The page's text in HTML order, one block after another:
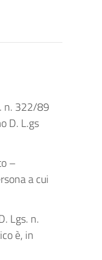
n. 322/89
D. L.gs
–
a cui
Lgs. n.
è, in